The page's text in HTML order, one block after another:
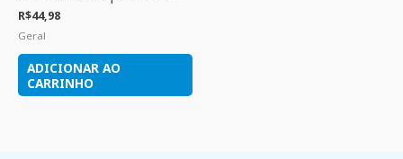
R$44,98
Geral
ADICIONAR AO
CARRINHO